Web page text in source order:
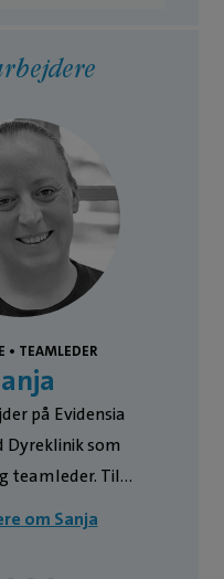
• TEAMLEDER
på Evidensia
Dyreklinik som
Til
almene
om Sanja